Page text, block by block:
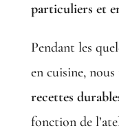
particuliers et
Pendant les
en cuisine,
recettes
fonction de